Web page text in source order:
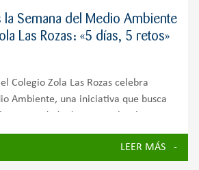
Semana del Medio Ambiente
Las Rozas: «5 días, 5 retos»
Colegio Zola Las Rozas celebra
Ambiente, una iniciativa que busca
nuestro planeta y avanzar hacia un
LEER MÁS